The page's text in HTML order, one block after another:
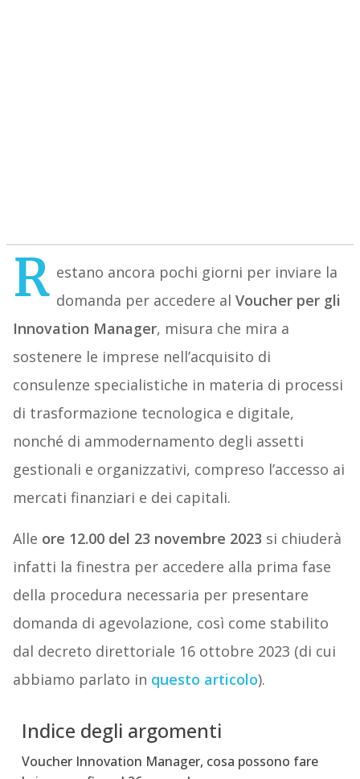
R estano ancora pochi giorni per inviare la
domanda per accedere al Voucher per gli
Innovation Manager, misura che mira a
sostenere le imprese nell’acquisito di
consulenze specialistiche in materia di processi
di trasformazione tecnologica e digitale,
nonché di ammodernamento degli assetti
gestionali e organizzativi, compreso l’accesso ai
mercati finanziari e dei capitali.
Alle ore 12.00 del 23 novembre 2023 si chiuderà
infatti la finestra per accedere alla prima fase
della procedura necessaria per presentare
domanda di agevolazione, così come stabilito
dal decreto direttoriale 16 ottobre 2023 (di cui
abbiamo parlato in questo articolo).
Indice degli argomenti
Voucher Innovation Manager, cosa possono fare